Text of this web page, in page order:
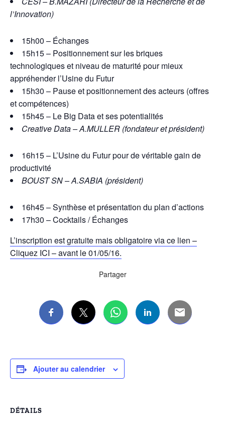
l’Innovation)
15h00 – Échanges
15h15 – Positionnement sur les briques
technologiques et niveau de maturité pour mieux
appréhender l’Usine du Futur
15h30 – Pause et positionnement des acteurs (offres
et compétences)
15h45 – Le Big Data et ses potentialités
Creative Data – A.MULLER (fondateur et président)
16h15 – L’Usine du Futur pour de véritable gain de
productivité
BOUST SN – A.SABIA (président)
16h45 – Synthèse et présentation du plan d’actions
17h30 – Cocktails / Échanges
L’inscription est gratuite mais obligatoire via ce lien –
Cliquez ICI – avant le 01/05/16.
Partager
Ajouter au calendrier
DÉTAILS